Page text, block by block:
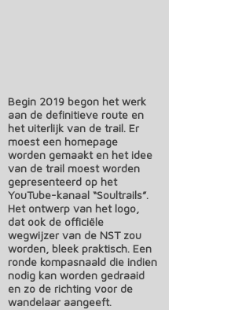
Begin 2019 begon het werk
aan de definitieve route en
het uiterlijk van de trail. Er
moest een homepage
worden gemaakt en het idee
van de trail moest worden
gepresenteerd op het
YouTube-kanaal “Soultrails”.
Het ontwerp van het logo,
dat ook de officiële
wegwijzer van de NST zou
worden, bleek praktisch. Een
ronde kompasnaald die indien
nodig kan worden gedraaid
en zo de richting voor de
wandelaar aangeeft.